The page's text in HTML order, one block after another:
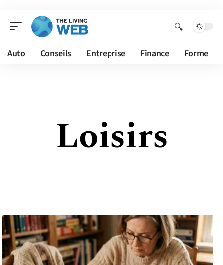
Auto Conseils Entreprise Finance Forme
Loisirs